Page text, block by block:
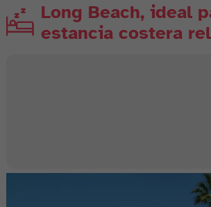
Long Beach, ideal
estancia costera